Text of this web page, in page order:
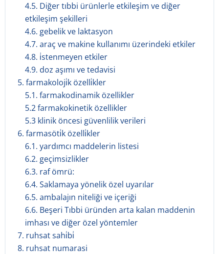
4.5. Diğer tıbbi ürünlerle etkileşim ve diğer
etkileşim şekilleri
4.6. gebelik ve laktasyon
4.7. araç ve makine kullanımı üzerindeki etkiler
4.8. i̇stenmeyen etkiler
4.9. doz aşımı ve tedavisi
5. farmakoloji̇k özelli̇kler
5.1. farmakodinamik özellikler
5.2 farmakokinetik özellikler
5.3 klinik öncesi güvenlilik verileri
6. farmasöti̇k özelli̇kler
6.1. yardımcı maddelerin listesi
6.2. geçimsizlikler
6.3. raf ömrü:
6.4. Saklamaya yönelik özel uyarılar
6.5. ambalajın niteliği ve içeriği
6.6. Beşeri Tıbbi üründen arta kalan maddenin
imhası ve diğer özel yöntemler
7. ruhsat sahi̇bi̇
8. ruhsat numarasi